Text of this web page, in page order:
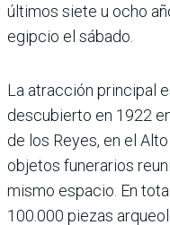
últimos siete u ocho
egipcio el sábado.
La atracción principal
descubierto en 1922
de los Reyes, en el
objetos funerarios
mismo espacio. En
100.000 piezas